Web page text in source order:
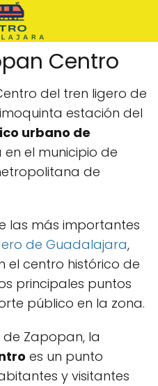
Centro
del tren ligero de
estación del
urbano de
el municipio de
de
las más importantes
de Guadalajara,
el centro histórico de
principales puntos
público en la zona.
Zapopan, la
es un punto
y visitantes